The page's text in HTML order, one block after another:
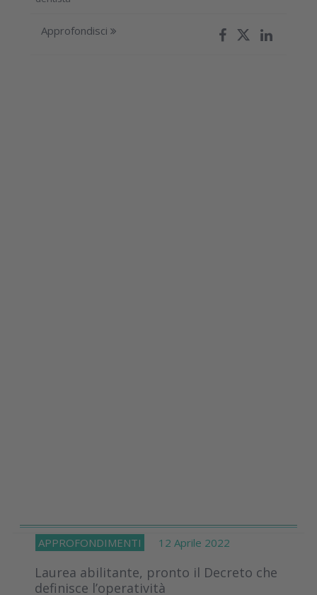
Approfondisci
APPROFONDIMENTI 12 Aprile 2022
Laurea abilitante, pronto il Decreto che
definisce l’operatività